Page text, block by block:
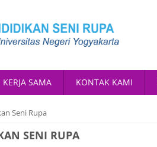
KERJA SAMA KONTAK KAMI
Seni Rupa
SENI RUPA